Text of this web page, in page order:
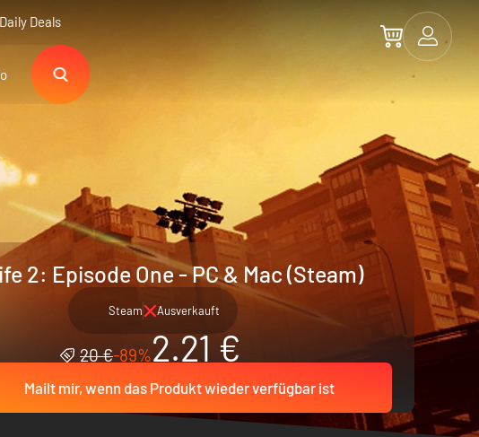
Daily Deals
2: Episode One - PC & Mac (Steam)
Steam Ausverkauft
20 €-89%2.21 €
Mailt mir, wenn das Produkt wieder verfügbar ist